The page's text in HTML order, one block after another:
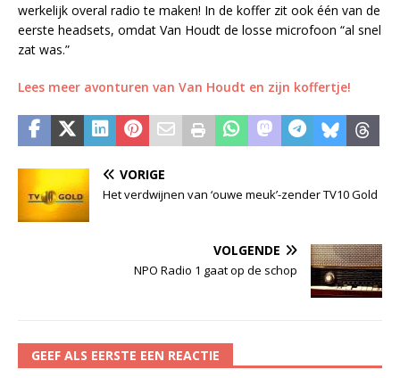
werkelijk overal radio te maken! In de koffer zit ook één van de
eerste headsets, omdat Van Houdt de losse microfoon “al snel
zat was.”
Lees meer avonturen van Van Houdt en zijn koffertje!
VORIGE
Het verdwijnen van ‘ouwe meuk’-zender TV10 Gold
VOLGENDE
NPO Radio 1 gaat op de schop
GEEF ALS EERSTE EEN REACTIE